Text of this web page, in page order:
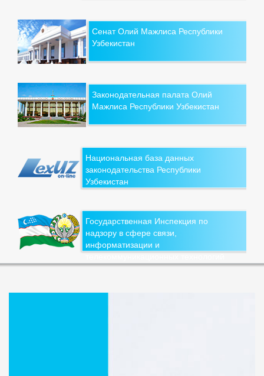
Сенат Олий Мажлиса Республики
Узбекистан
Законодательная палата Олий
Мажлиса Республики Узбекистан
Национальная база данных
законодательства Республики
Узбекистан
Государственная Инспекция по
надзору в сфере связи,
информатизации и